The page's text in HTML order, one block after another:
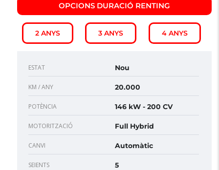
OPCIONS DURACIÓ RENTING​
2 ANYS 3 ANYS 4 ANYS
ESTAT Nou
KM / ANY 20.000
POTÈNCIA 146 kW - 200 CV
MOTORITZACIÓ Full Hybrid
CANVI Automàtic
SEIENTS 5